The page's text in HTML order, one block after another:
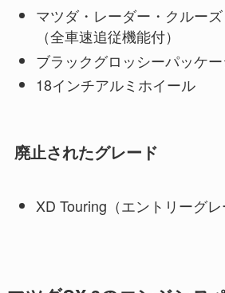
マツダ・レーダー・クルー
（全車速追従機能付）
ブラックグロッシーパッケ
18インチアルミホイール
廃止されたグレード
XD Touring（エントリーグレ